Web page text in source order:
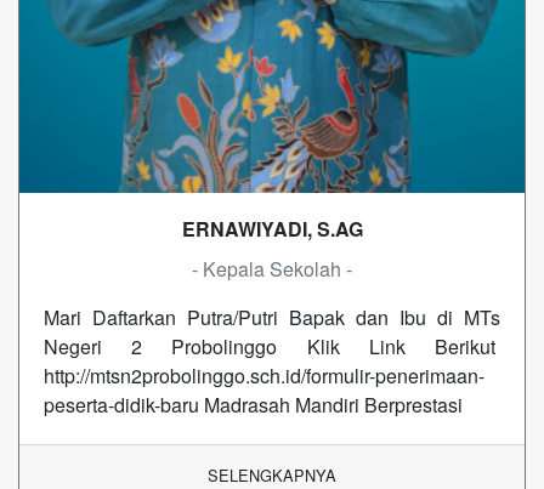
ERNAWIYADI, S.AG
- Kepala Sekolah -
Mari Daftarkan Putra/Putri Bapak dan Ibu di MTs
Negeri 2 Probolinggo Klik Link Berikut
http://mtsn2probolinggo.sch.id/formulir-penerimaan-
peserta-didik-baru Madrasah Mandiri Berprestasi
SELENGKAPNYA